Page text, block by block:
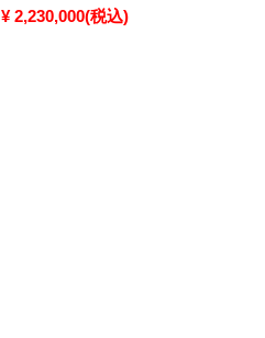
¥ 2,230,000(税込)